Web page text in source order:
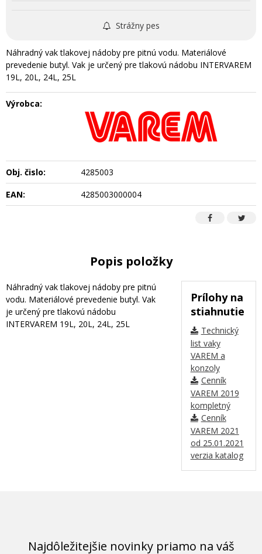
Strážny pes
Náhradný vak tlakovej nádoby pre pitnú vodu. Materiálové
prevedenie butyl. Vak je určený pre tlakovú nádobu INTERVAREM
19L, 20L, 24L, 25L
Výrobca:
Obj. čislo:
4285003
EAN:
4285003000004
Popis položky
Prílohy na
stiahnutie
Technický
list vaky
VAREM a
konzoly
Cenník
VAREM 2019
kompletný
Cenník
VAREM 2021
od 25.01.2021
verzia katalog
Náhradný vak tlakovej nádoby pre pitnú
vodu. Materiálové prevedenie butyl. Vak
je určený pre tlakovú nádobu
INTERVAREM 19L, 20L, 24L, 25L
Najdôležitejšie novinky priamo na váš